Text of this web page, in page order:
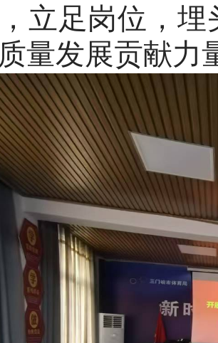
立足岗位，
量发展贡献力